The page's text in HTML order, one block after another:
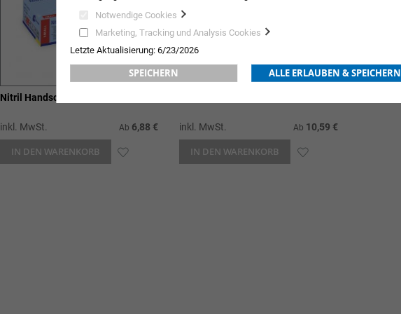
Nitril Handschuhe puderfrei blau
inkl. MwSt. Ab 6,88 €
IN DEN WARENKORB
inkl. MwSt. Ab 10,59 €
IN DEN WARENKORB ZUR
Notwendige Cookies
Marketing, Tracking und Analysis Cookies
Letzte Aktualisierung: 6/23/2026
SPEICHERN ALLE ERLAUBEN & SPEICHERN